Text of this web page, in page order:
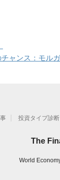
ャンス：モル
投資タイプ診断
The
World